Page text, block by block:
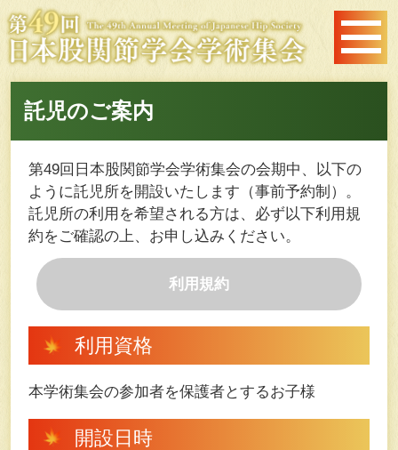
託児のご案内
第49回日本股関節学会学術集会の会期中、以下の
ように託児所を開設いたします（事前予約制）。
託児所の利用を希望される方は、必ず以下利用規
約をご確認の上、お申し込みください。
利用規約
利用資格
本学術集会の参加者を保護者とするお子様
開設日時